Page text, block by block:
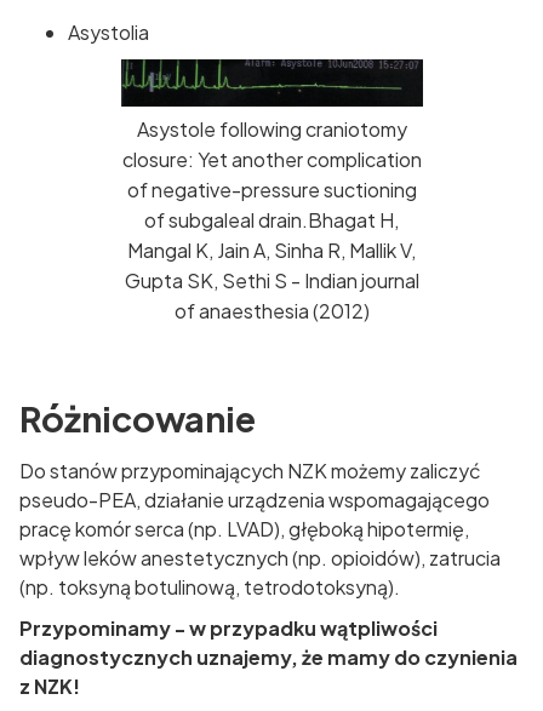
Asystolia
Asystole following craniotomy
closure: Yet another complication
of negative-pressure suctioning
of subgaleal drain.Bhagat H,
Mangal K, Jain A, Sinha R, Mallik V,
Gupta SK, Sethi S - Indian journal
of anaesthesia (2012)
Różnicowanie
Do stanów przypominających NZK możemy zaliczyć
pseudo-PEA, działanie urządzenia wspomagającego
pracę komór serca (np. LVAD), głęboką hipotermię,
wpływ leków anestetycznych (np. opioidów), zatrucia
(np. toksyną botulinową, tetrodotoksyną).
Przypominamy - w przypadku wątpliwości
diagnostycznych uznajemy, że mamy do czynienia
z NZK!